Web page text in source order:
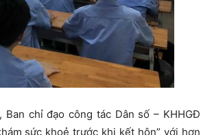
chỉ đạo công tác Dân số – KHHGĐ
sức khoẻ trước khi kết hôn” với hơn